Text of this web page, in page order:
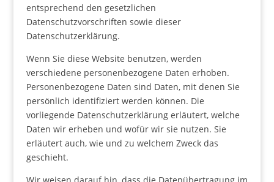
entsprechend den gesetzlichen
Datenschutzvorschriften sowie dieser
Datenschutzerklärung.
Wenn Sie diese Website benutzen, werden
verschiedene personenbezogene Daten erhoben.
Personenbezogene Daten sind Daten, mit denen Sie
persönlich identifiziert werden können. Die
vorliegende Datenschutzerklärung erläutert, welche
Daten wir erheben und wofür wir sie nutzen. Sie
erläutert auch, wie und zu welchem Zweck das
geschieht.